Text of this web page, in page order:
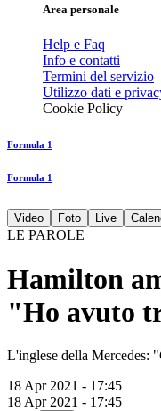
Area personale
Help e Faq
Info e contatti
Termini del servizio
Utilizzo dati e
Cookie Policy
Formula 1
Formula 1
Video Foto Live
LE PAROLE
Hamilton
"Ho avuto
L'inglese della Mercedes:
18 Apr 2021 - 17:45
18 Apr 2021 - 17:45